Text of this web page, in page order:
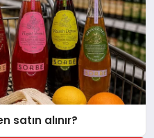
satın alınır?